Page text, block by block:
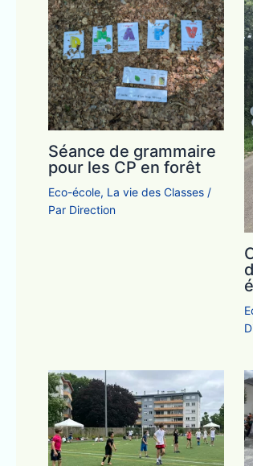
Séance de grammaire
pour les CP en forêt
Eco-école, La vie des Classes /
Par Direction